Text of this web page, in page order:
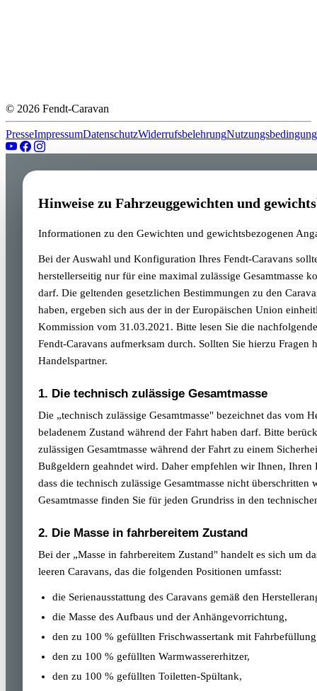
© 2026 Fendt-Caravan
PresseImpressumDatenschutzWiderrufsbelehrung
Hinweise zu Fahrzeuggewichten und
Informationen zu den Gewichten und gewichtsbezogenen
Bei der Auswahl und Konfiguration Ihres Fendt-Caravans
herstellerseitig nur für eine maximal zulässige Gesamtmasse
darf. Die geltenden gesetzlichen Bestimmungen zu den
haben, ergeben sich aus der in der Europäischen Union
Kommission vom 31.03.2021. Bitte lesen Sie die
Fendt-Caravans aufmerksam durch. Sollten Sie hierzu
Handelspartner.
1. Die technisch zulässige Gesamtmasse
Die „technisch zulässige Gesamtmasse" bezeichnet das vom
beladenem Zustand während der Fahrt haben darf. Bitte
zulässigen Gesamtmasse während der Fahrt zu einem
Bußgeldern geahndet wird. Daher empfehlen wir Ihnen,
dass die technisch zulässige Gesamtmasse nicht
Gesamtmasse finden Sie für jeden Grundriss in den
2. Die Masse in fahrbereitem Zustand
Bei der „Masse in fahrbereitem Zustand" handelt es sich um
leeren Caravans, das die folgenden Positionen umfasst:
die Serienausstattung des Caravans gemäß den
die Masse des Aufbaus und der Anhängevorrichtung,
den zu 100 % gefüllten Frischwassertank mit
den zu 100 % gefüllten Warmwassererhitzer,
den zu 100 % gefüllten Toiletten-Spültank,